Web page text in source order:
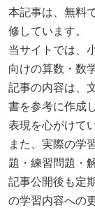
本記事は、無料
修しています。
当サイトでは、
向けの算数・数
記事の内容は、
書を参考に作成
表現を心がけて
また、実際の学
題・練習問題・
記事公開後も定
の学習内容への